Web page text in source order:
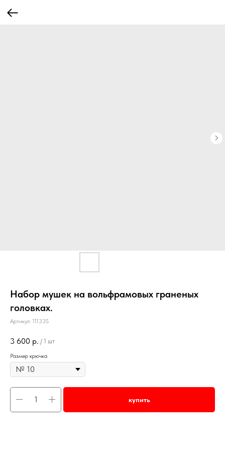
Набор мушек на вольфрамовых граненых
головках.
Артикул: 11133S
3 600 р. / 1 шт
Размер крючка
купить